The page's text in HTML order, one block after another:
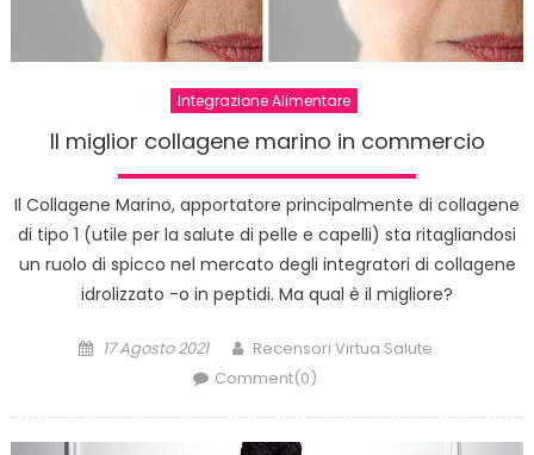
Integrazione Alimentare
Il miglior collagene marino in commercio
Il Collagene Marino, apportatore principalmente di collagene
di tipo 1 (utile per la salute di pelle e capelli) sta ritagliandosi
un ruolo di spicco nel mercato degli integratori di collagene
idrolizzato -o in peptidi. Ma qual è il migliore?
Posted
17 Agosto 2021 Author
Recensori Virtua Salute
Comment(0)